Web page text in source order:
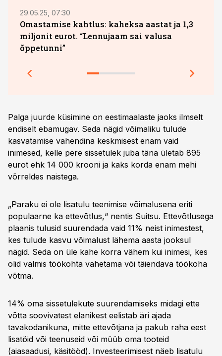
29.05.25, 07:30
Omastamise kahtlus: kaheksa aastat ja 1,3
miljonit eurot. “Lennujaam sai valusa
õppetunni”
Palga juurde küsimine on eestimaalaste jaoks ilmselt
endiselt ebamugav. Seda nägid võimaliku tulude
kasvatamise vahendina keskmisest enam vaid
inimesed, kelle pere sissetulek juba täna ületab 895
eurot ehk 14 000 krooni ja kaks korda enam mehi
võrreldes naistega.
„Paraku ei ole lisatulu teenimise võimalusena eriti
populaarne ka ettevõtlus,“ nentis Suitsu. Ettevõtlusega
plaanis tulusid suurendada vaid 11% neist inimestest,
kes tulude kasvu võimalust lähema aasta jooksul
nägid. Seda on üle kahe korra vähem kui inimesi, kes
olid valmis töökohta vahetama või täiendava töökoha
võtma.
14% oma sissetulekute suurendamiseks midagi ette
võtta soovivatest elanikest eelistab äri ajada
tavakodanikuna, mitte ettevõtjana ja pakub raha eest
lisatöid või teenuseid või müüb oma tooteid
(aiasaadusi, käsitööd). Investeerimisest näeb lisatulu